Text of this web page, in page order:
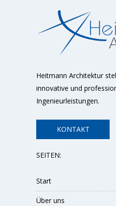
Heitmann Architektur
innovative und
Ingenieurleistungen.
KONTAKT
SEITEN:
Start
Über uns